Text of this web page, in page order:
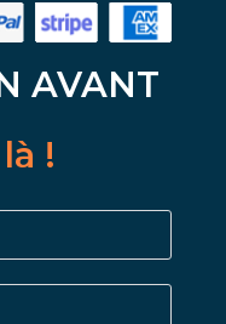
AVANT
!